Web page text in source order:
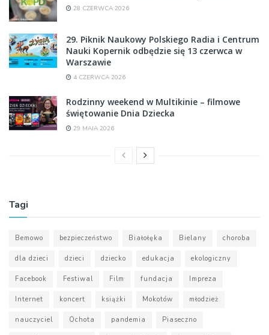
28 CZERWCA 2026
29. Piknik Naukowy Polskiego Radia i Centrum
Nauki Kopernik odbędzie się 13 czerwca w
Warszawie
4 CZERWCA 2026
Rodzinny weekend w Multikinie – filmowe
świętowanie Dnia Dziecka
29 MAJA 2026
Tagi
Bemowo bezpieczeństwo Białołęka Bielany choroba
dla dzieci dzieci dziecko edukacja ekologiczny
Facebook Festiwal Film fundacja Impreza
Internet koncert książki Mokotów młodzież
nauczyciel Ochota pandemia Piaseczno